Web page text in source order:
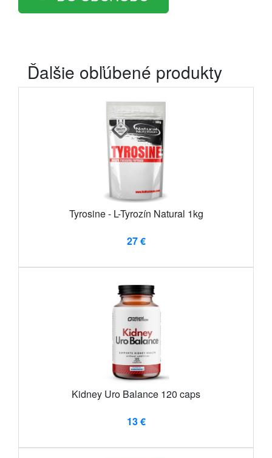
Ďalšie obľúbené produkty
Tyrosine - L-Tyrozín Natural 1kg
27 €
Kidney Uro Balance 120 caps
13 €